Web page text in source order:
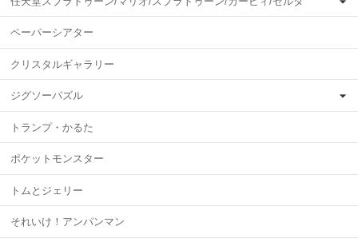
ペーパーシアター
クリスタルギャラリー
ジグソーパズル
トランプ・かるた
ポケットモンスター
トムとジェリー
それいけ！アンパンマン